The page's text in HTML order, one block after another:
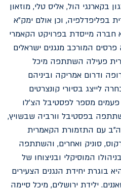
בקארנגי הול, אליס טלי, מוזאון
בפליפדלפיה, וכן אולם ימק"א
חברה מייסדת בפרויקט הקאמרי
פרסים המורכב מנגנים ישראלים
פעילה השתתפה מיכל
ודרום אמריקה וביניהם
לייצג בסיורי קונצרטים
פעמים מספר לפסטיבל הצ'לו
בפסטיבל וורביה שבשויץ,
עם התזמורת הקאמרית
סוניק ואחרים, והשתתפה
המוסיקלי ובניצוחו של
בוגרת יחידת הנגנים הצעירים
ילידת ירושלים, מיכל סיימה